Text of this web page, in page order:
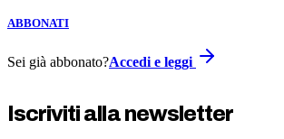
ABBONATI
Sei già abbonato?Accedi e leggi
Iscriviti alla newsletter